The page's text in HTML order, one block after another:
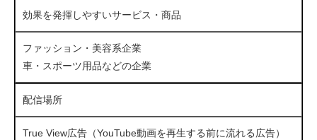
効果を発揮しやすいサービス・商品
ファッション・美容系企業
車・スポーツ用品などの企業
配信場所
True View広告（YouTube動画を再生する前に流れる広告）